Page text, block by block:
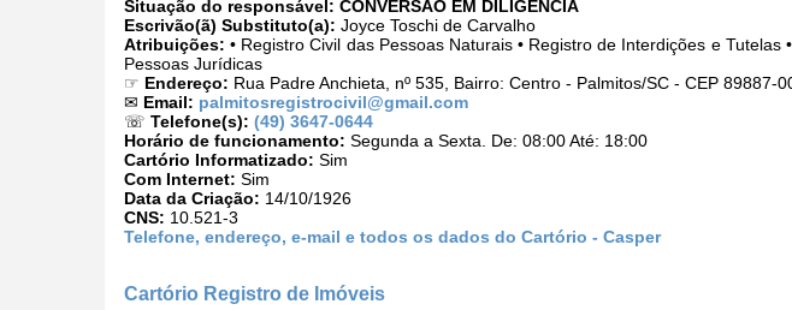
Situação do responsável: CONVERSÃO EM DILIGÊNCIA
Escrivão(ã) Substituto(a): Joyce Toschi de Carvalho
Atribuições: • Registro Civil das Pessoas Naturais • Registro de Interdições e
Pessoas Jurídicas
☞ Endereço: Rua Padre Anchieta, nº 535, Bairro: Centro - Palmitos/SC - CEP 89887-
✉ Email: palmitosregistrocivil@gmail.com
☏ Telefone(s): (49) 3647-0644
Horário de funcionamento: Segunda a Sexta. De: 08:00 Até: 18:00
Cartório Informatizado: Sim
Com Internet: Sim
Data da Criação: 14/10/1926
CNS: 10.521-3
Telefone, endereço, e-mail e todos os dados do Cartório - Casper
Cartório Registro de Imóveis